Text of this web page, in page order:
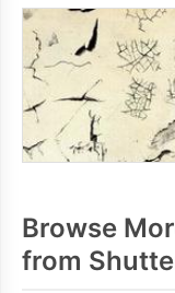
Browse
from